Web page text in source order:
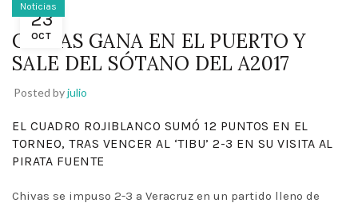
23
OCT
Noticias
CHIVAS GANA EN EL PUERTO Y
SALE DEL SÓTANO DEL A2017
Posted byjulio
EL CUADRO ROJIBLANCO SUMÓ 12 PUNTOS EN EL
TORNEO, TRAS VENCER AL ‘TIBU’ 2-3 EN SU VISITA AL
PIRATA FUENTE
Chivas se impuso 2-3 a Veracruz en un partido lleno de